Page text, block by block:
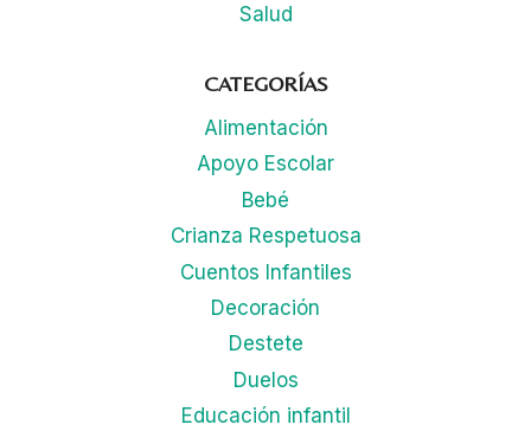
Salud
CATEGORÍAS
Alimentación
Apoyo Escolar
Bebé
Crianza Respetuosa
Cuentos Infantiles
Decoración
Destete
Duelos
Educación infantil